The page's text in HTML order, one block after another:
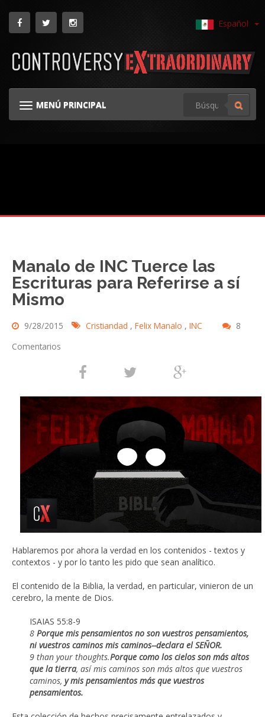
Español
MENÚ PRINCIPAL
NAVEGACIÓN TOGGLE
Manalo de INC Tuerce las
Escrituras para Referirse a sí
Mismo
9/28/2015 Cristiandad , Felix Manalo , INC
8
Comentarios
Hablaremos por ahora la verdad en los contenidos - textos y
contextos - y por lo tanto les pido que sean analítico.
El contenido de la Biblia, la verdad, en particular, vinieron de un
cerebro, la mente de Dios.
ISAIAS 55:8-9
8 Porque mis pensamientos no son vuestros pensamientos,
ni vuestros caminos mis caminos--declara el SEÑOR.
9 than your thoughts.Porque como los cielos son más altos
que la tierra, así mis caminos son más altos que vuestros
caminos, y mis pensamientos más que vuestros
pensamientos.